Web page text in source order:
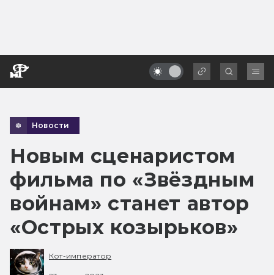
Новости
Новым сценаристом
фильма по «Звёздным
войнам» станет автор
«Острых козырьков»
Кот-император